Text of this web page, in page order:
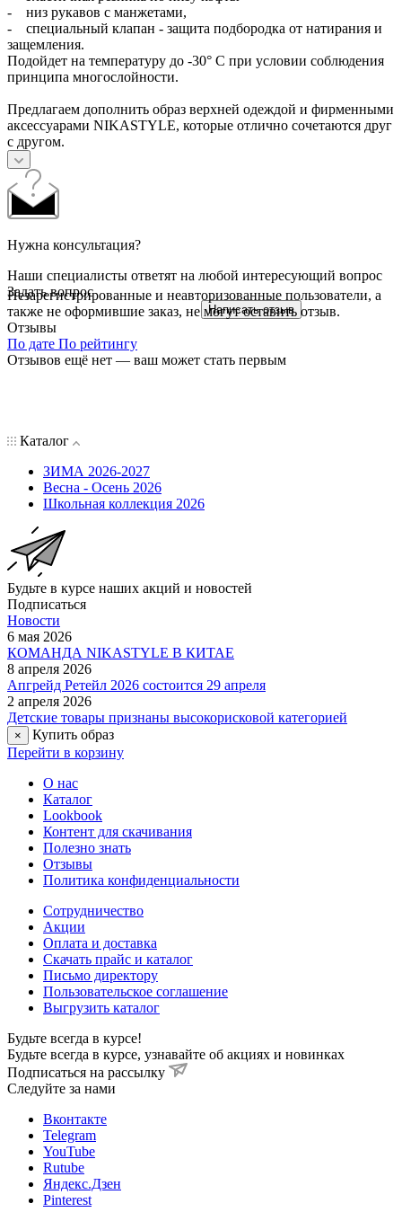
- низ рукавов с манжетами,
- специальный клапан - защита подбородка от натирания и
защемления.
Подойдет на температуру до -30° С при условии соблюдения
принципа многослойности.
Предлагаем дополнить образ верхней одеждой и фирменными
аксессуарами NIKASTYLE, которые отлично сочетаются друг
с другом.
Нужна консультация?
Наши специалисты ответят на любой интересующий вопрос
Задать вопрос
Написать отзыв
Незарегистрированные и неавторизованные пользователи, а
также не оформившие заказ, не могут оставить отзыв.
Отзывы
По дате По рейтингу
Отзывов ещё нет — ваш может стать первым
Каталог
ЗИМА 2026-2027
Весна - Осень 2026
Школьная коллекция 2026
Будьте в курсе наших акций и новостей
Подписаться
Новости
6 мая 2026
КОМАНДА NIKASTYLE В КИТАЕ
8 апреля 2026
Апгрейд Ретейл 2026 состоится 29 апреля
2 апреля 2026
Детские товары признаны высокорисковой категорией
×
Купить образ
Перейти в корзину
О нас
Каталог
Lookbook
Контент для скачивания
Полезно знать
Отзывы
Политика конфиденциальности
Сотрудничество
Акции
Оплата и доставка
Скачать прайс и каталог
Письмо директору
Пользовательское соглашение
Выгрузить каталог
Будьте всегда в курсе!
Будьте всегда в курсе, узнавайте об акциях и новинках
Подписаться на рассылку
Cледуйте за нами
Вконтакте
Telegram
YouTube
Rutube
Яндекс.Дзен
Pinterest